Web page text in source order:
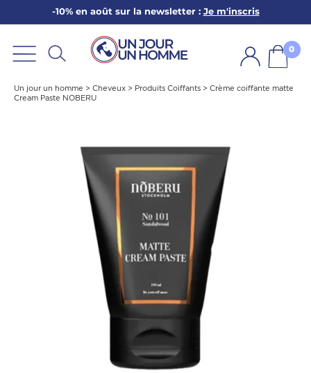
-10% en août sur la newsletter : Je m'inscris
0
Un jour un homme > Cheveux > Produits Coiffants > Crème coiffante matte
Cream Paste NOBERU